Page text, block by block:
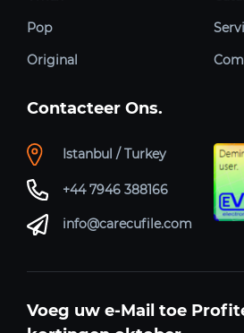
Pop
Original
Contacteer Ons.
Istanbul / Turkey
+44 7946 388166
info@carecufile.com
Voeg uw e-Mail toe